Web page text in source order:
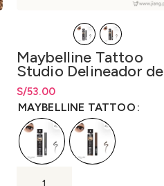
Maybelline Tattoo
Studio Delineador de
Tinta Líquida 2.5ml.
S/53.00
Rango de precios: desde
S/53.00hasta S/53.00
MAYBELLINE TATTOO